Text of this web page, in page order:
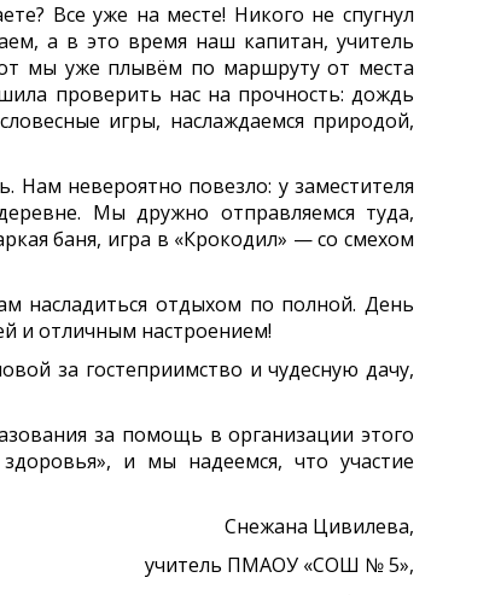
Все уже на месте! Никого не спугнул
а в это время наш капитан, учитель
мы уже плывём по маршруту от места
проверить нас на прочность: дождь
игры, наслаждаемся природой,
невероятно повезло: у заместителя
Мы дружно отправляемся туда,
баня, игра в «Крокодил» — со смехом
отдыхом по полной. День
и отличным настроением!
за гостеприимство и чудесную дачу,
за помощь в организации этого
и мы надеемся, что участие
Снежана Цивилева,
учитель ПМАОУ «СОШ № 5»,